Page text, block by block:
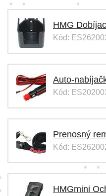
HMG
Kód:
Auto-
Kód:
Prenosný
Kód:
HMGmini